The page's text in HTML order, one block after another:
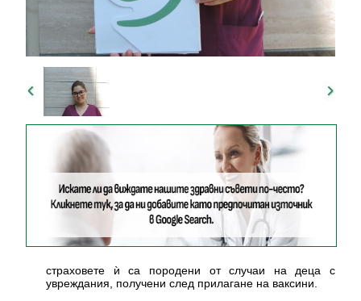
страховете ѝ са породени от случаи на деца с
увреждания, получени след прилагане на ваксини.